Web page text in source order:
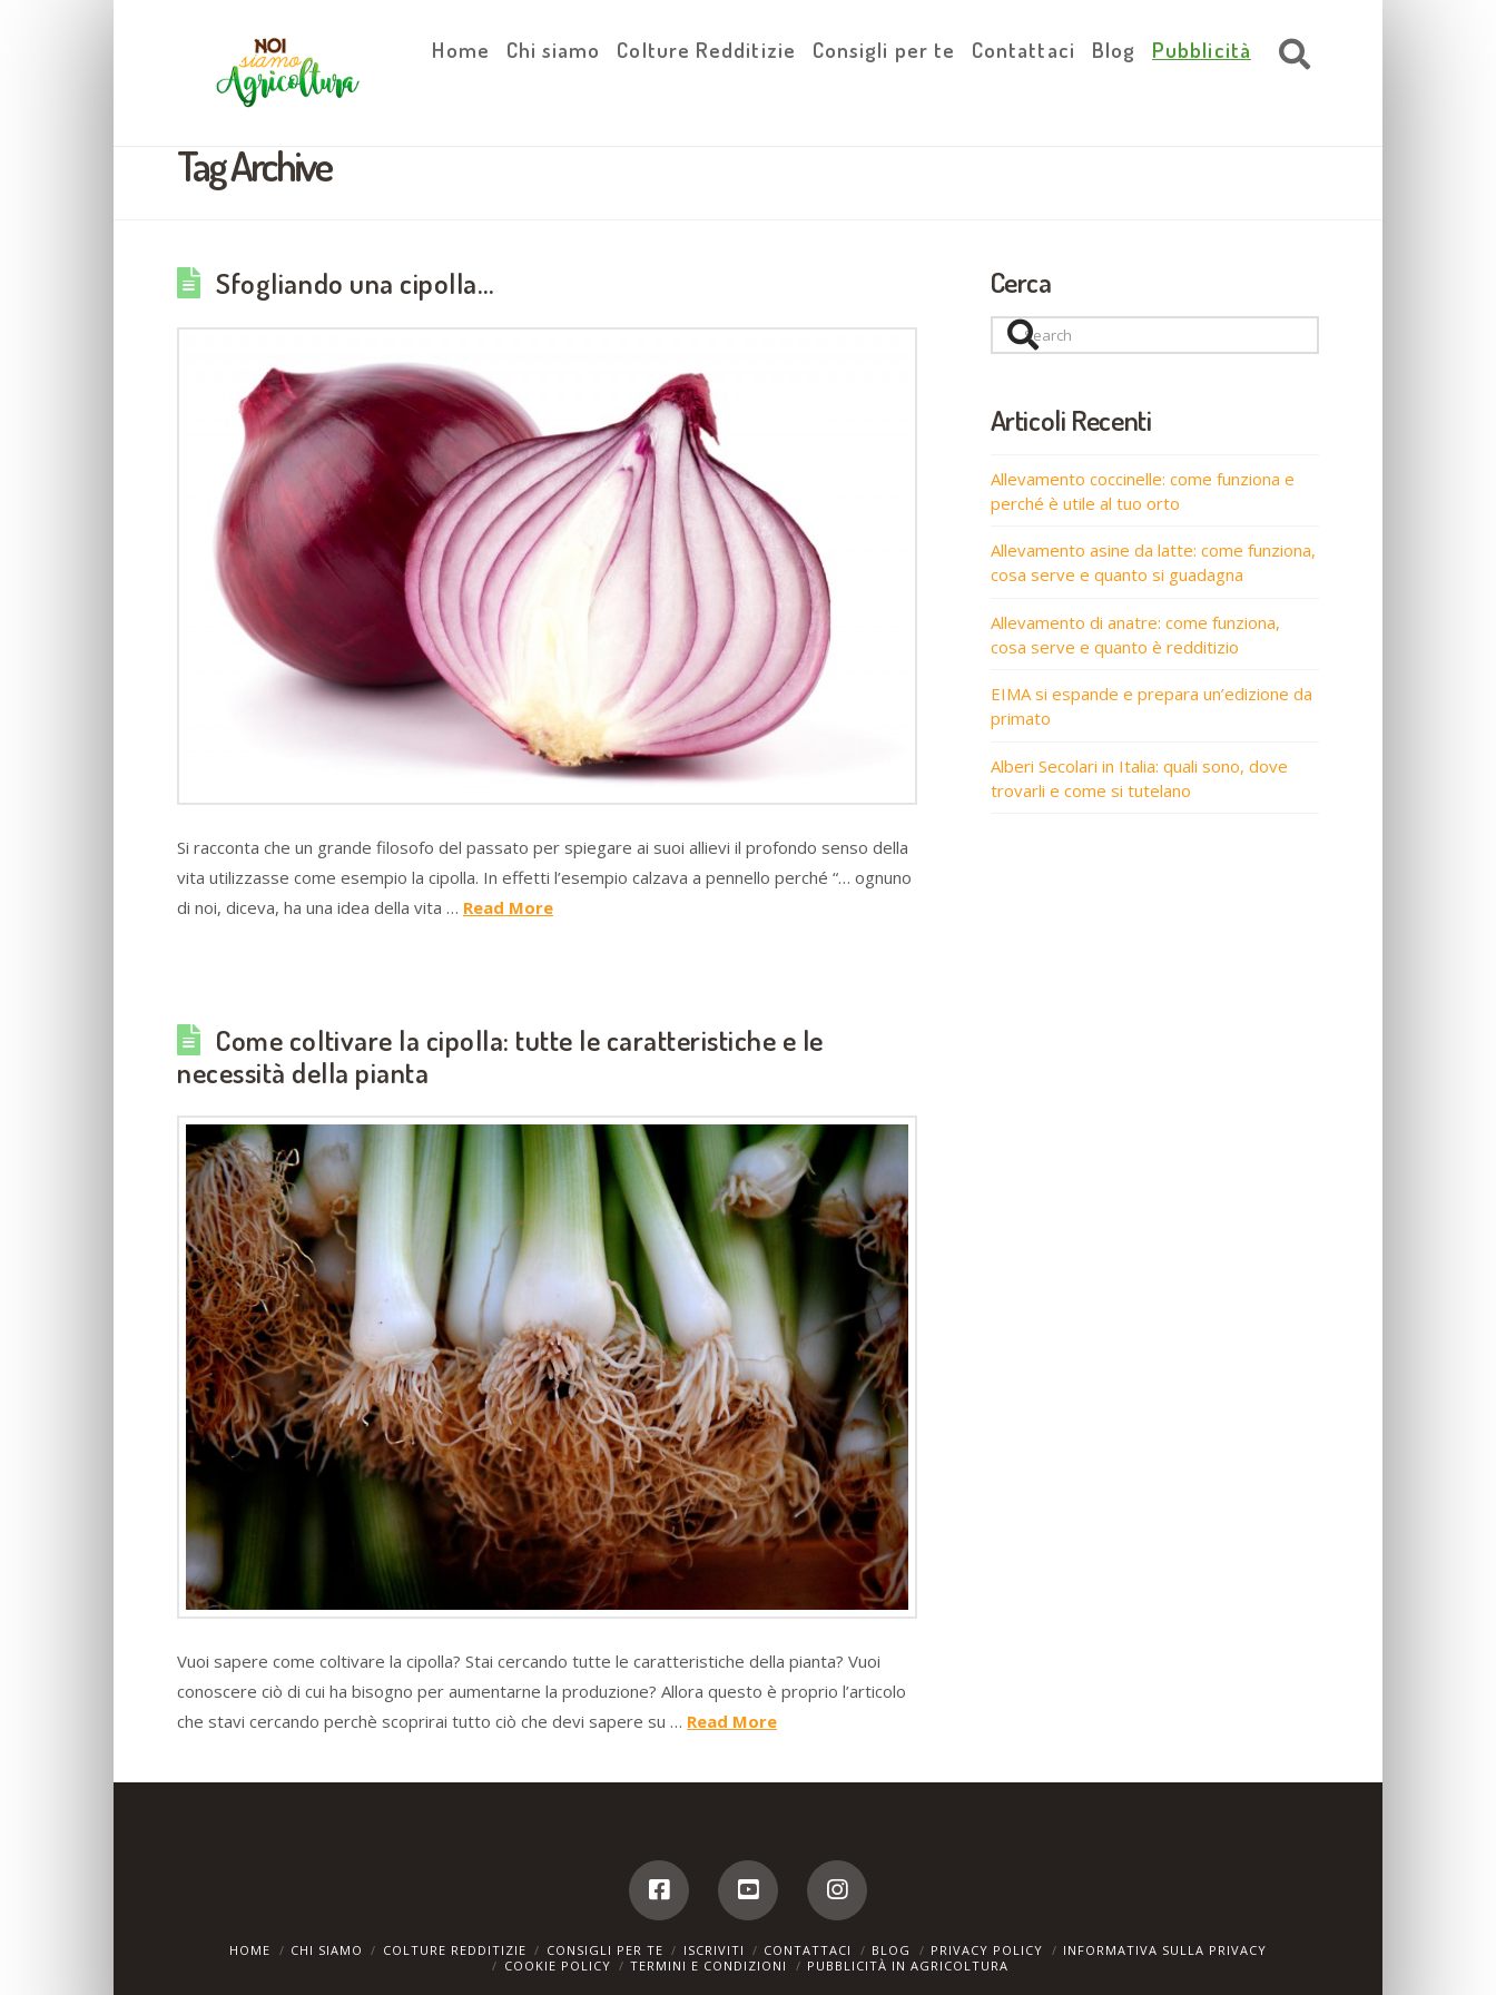
Home Chi siamo Colture Redditizie Consigli per te Contattaci Blog Pubblicità
Tag Archive
Sfogliando una cipolla…
Si racconta che un grande filosofo del passato per spiegare ai suoi allievi il profondo senso della
vita utilizzasse come esempio la cipolla. In effetti l’esempio calzava a pennello perché “… ognuno
di noi, diceva, ha una idea della vita … Read More
Come coltivare la cipolla: tutte le caratteristiche e le
necessità della pianta
Vuoi sapere come coltivare la cipolla? Stai cercando tutte le caratteristiche della pianta? Vuoi
conoscere ciò di cui ha bisogno per aumentarne la produzione? Allora questo è proprio l’articolo
che stavi cercando perchè scoprirai tutto ciò che devi sapere su … Read More
Cerca
Search
Articoli Recenti
Allevamento coccinelle: come funziona e
perché è utile al tuo orto
Allevamento asine da latte: come funziona,
cosa serve e quanto si guadagna
Allevamento di anatre: come funziona,
cosa serve e quanto è redditizio
EIMA si espande e prepara un’edizione da
primato
Alberi Secolari in Italia: quali sono, dove
trovarli e come si tutelano
HOME CHI SIAMO COLTURE REDDITIZIE CONSIGLI PER TE ISCRIVITI CONTATTACI BLOG PRIVACY POLICY
INFORMATIVA SULLA PRIVACY
COOKIE POLICY
TERMINI E CONDIZIONI PUBBLICITÀ IN AGRICOLTURA